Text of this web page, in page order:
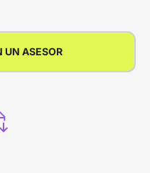
UN ASESOR